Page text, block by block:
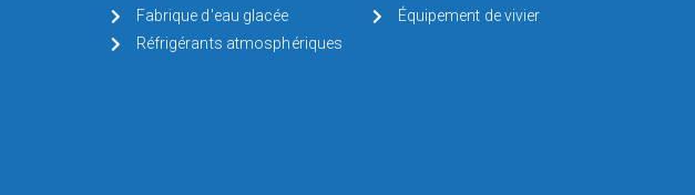
Fabrique d'eau glacée
Réfrigérants atmosphériques
Équipement de vivier